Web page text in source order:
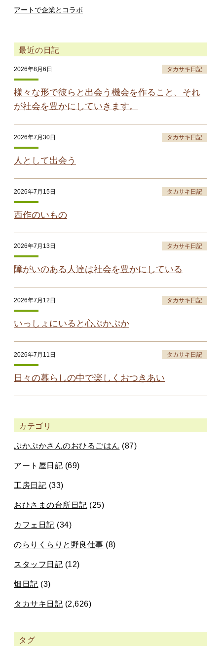
アートで企業とコラボ
最近の日記
2026年8月6日 タカサキ日記
様々な形で彼らと出会う機会を作ること、それ
が社会を豊かにしていきます。
2026年7月30日 タカサキ日記
人として出会う
2026年7月15日 タカサキ日記
西作のいもの
2026年7月13日 タカサキ日記
障がいのある人達は社会を豊かにしている
2026年7月12日 タカサキ日記
いっしょにいると心ぷかぷか
2026年7月11日 タカサキ日記
日々の暮らしの中で楽しくおつきあい
カテゴリ
ぷかぷかさんのおひるごはん (87)
アート屋日記 (69)
工房日記 (33)
おひさまの台所日記 (25)
カフェ日記 (34)
のらりくらりと野良仕事 (8)
スタッフ日記 (12)
畑日記 (3)
タカサキ日記 (2,626)
タグ